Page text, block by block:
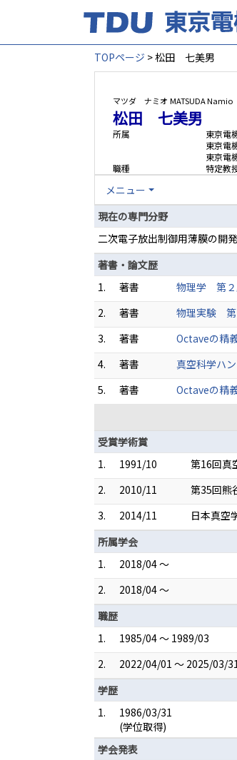
TOPページ > 松田 七美男
マツダ ナミオ MATSUDA Namio
松田 七美男
所属
東京電
東京電
東京電
職種
特定教
メニュー
現在の専門分野
二次電子放出制御用薄膜の開
著書・論文歴
1.
著書
物理学 第２
2.
著書
物理実験 第
3.
著書
Octaveの精
4.
著書
真空科学ハ
5.
著書
Octaveの精
受賞学術賞
1.
1991/10
第16回真
2.
2010/11
第35回熊
3.
2014/11
日本真空
所属学会
1.
2018/04 ～
2.
2018/04 ～
職歴
1.
1985/04 ～ 1989/03
2.
2022/04/01 ～ 2025/03/
学歴
1.
1986/03/31
(学位取得)
学会発表